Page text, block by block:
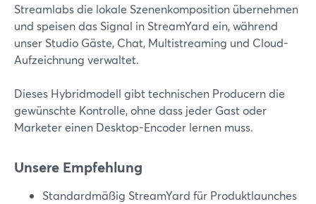
Streamlabs die lokale Szenenkomposition übernehmen
und speisen das Signal in StreamYard ein, während
unser Studio Gäste, Chat, Multistreaming und Cloud-
Aufzeichnung verwaltet.
Dieses Hybridmodell gibt technischen Producern die
gewünschte Kontrolle, ohne dass jeder Gast oder
Marketer einen Desktop-Encoder lernen muss.
Unsere Empfehlung
Standardmäßig StreamYard für Produktlaunches